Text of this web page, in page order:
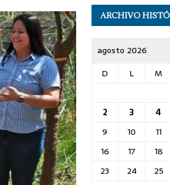
ARCHIVO
agosto 2026
D
L M
2
3 4
9
10 11
16
17 18
23
24 25